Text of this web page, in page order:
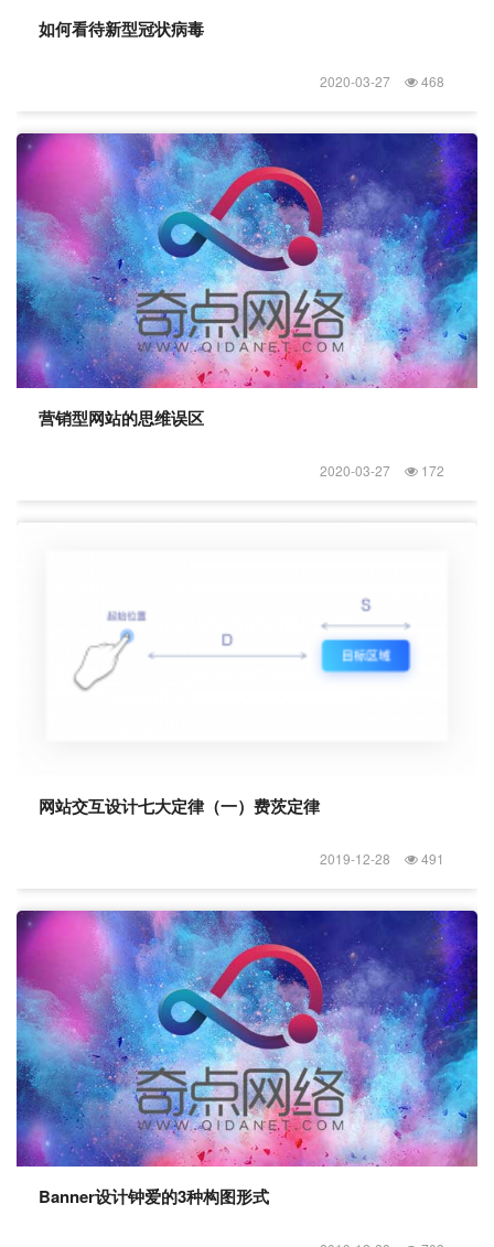
如何看待新型冠状病毒
2020-03-27 468
营销型网站的思维误区
2020-03-27 172
网站交互设计七大定律（一）费茨定律
2019-12-28 491
Banner设计钟爱的3种构图形式